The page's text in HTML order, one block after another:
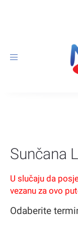
Toggle
Sunčana
U slučaju da
vezanu za ovo
Odaberite